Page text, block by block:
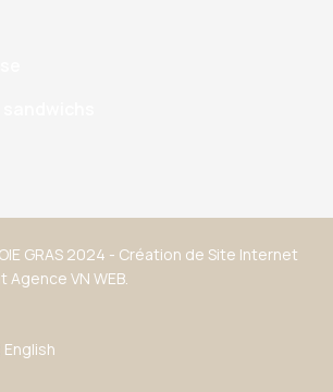
GRAS 2024 - Création de Site Internet
Agence VN WEB.
English